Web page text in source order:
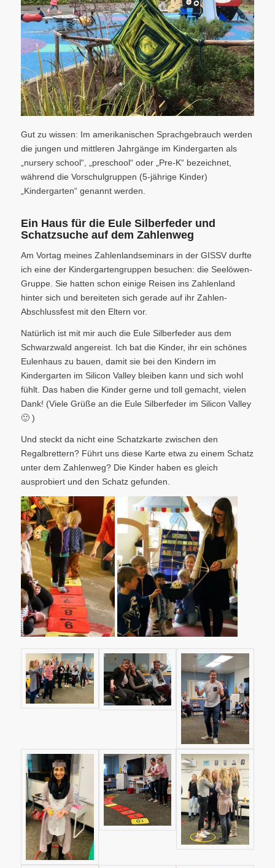
Gut zu wissen: Im amerikanischen Sprachgebrauch werden
die jungen und mittleren Jahrgänge im Kindergarten als
„nursery school“, „preschool“ oder „Pre-K“ bezeichnet,
während die Vorschulgruppen (5-jährige Kinder)
„Kindergarten“ genannt werden.
Ein Haus für die Eule Silberfeder und
Schatzsuche auf dem Zahlenweg
Am Vortag meines Zahlenlandseminars in der GISSV durfte
ich eine der Kindergartengruppen besuchen: die Seelöwen-
Gruppe. Sie hatten schon einige Reisen ins Zahlenland
hinter sich und bereiteten sich gerade auf ihr Zahlen-
Abschlussfest mit den Eltern vor.
Natürlich ist mit mir auch die Eule Silberfeder aus dem
Schwarzwald angereist. Ich bat die Kinder, ihr ein schönes
Eulenhaus zu bauen, damit sie bei den Kindern im
Kindergarten im Silicon Valley bleiben kann und sich wohl
fühlt. Das haben die Kinder gerne und toll gemacht, vielen
Dank! (Viele Grüße an die Eule Silberfeder im Silicon Valley
🙂 )
Und steckt da nicht eine Schatzkarte zwischen den
Regalbrettern? Führt uns diese Karte etwa zu einem Schatz
unter dem Zahlenweg? Die Kinder haben es gleich
ausprobiert und den Schatz gefunden.